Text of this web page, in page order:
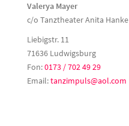
Valerya Mayer
c/o Tanztheater Anita Hanke
Liebigstr. 11
71636 Ludwigsburg
Fon:0173 / 702 49 29
Email:tanzimpuls@aol.com